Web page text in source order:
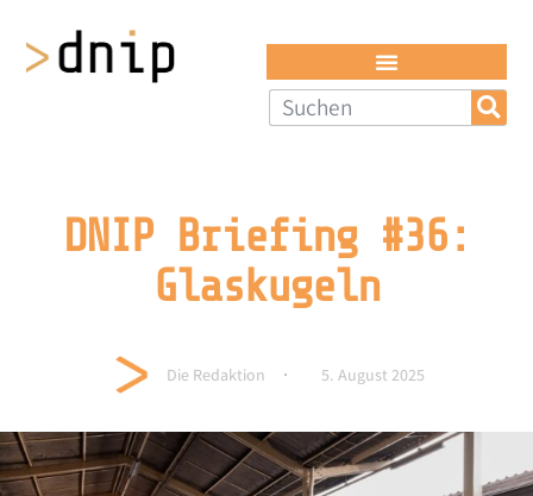
DNIP Briefing #36:
Glaskugeln
Die Redaktion 5. August 2025